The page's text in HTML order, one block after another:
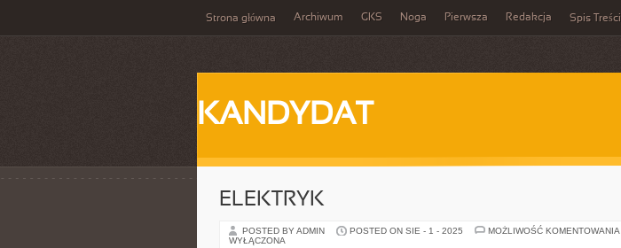
Strona główna Archiwum GKS Noga Pierwsza Redakcja Spis Treści
KANDYDAT
ELEKTRYK
POSTED BY ADMIN POSTED ON SIE - 1 - 2025 MOŻLIWOŚĆ KOMENTOWANIA
WYŁĄCZONA